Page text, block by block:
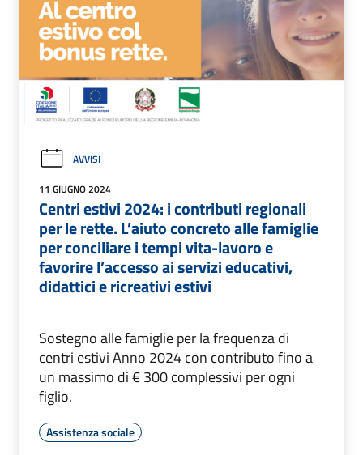
AVVISI
11 GIUGNO 2024
Centri estivi 2024: i contributi regionali
per le rette. L’aiuto concreto alle famiglie
per conciliare i tempi vita-lavoro e
favorire l’accesso ai servizi educativi,
didattici e ricreativi estivi
Sostegno alle famiglie per la frequenza di
centri estivi Anno 2024 con contributo fino a
un massimo di € 300 complessivi per ogni
figlio.
Assistenza sociale